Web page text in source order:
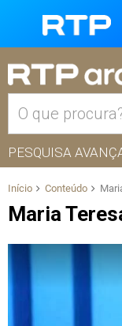
PESQUISA
Início Conteúdo
Maria